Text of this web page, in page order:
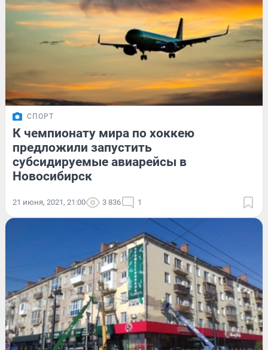
СПОРТ
К чемпионату мира по хоккею
предложили запустить
субсидируемые авиарейсы в
Новосибирск
21 июня, 2021, 21:00 3 836 1